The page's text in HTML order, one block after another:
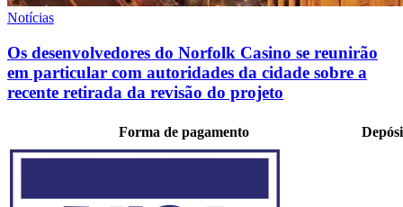
Notícias
Os desenvolvedores do Norfolk Casino se reunirão
em particular com autoridades da cidade sobre a
recente retirada da revisão do projeto
Forma de pagamento